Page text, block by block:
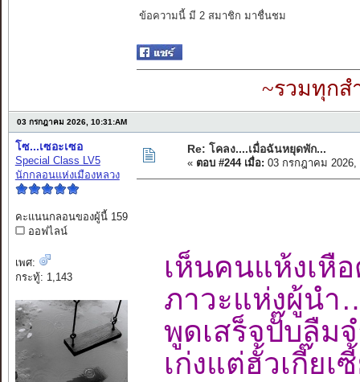
ข้อความนี้ มี 2 สมาชิก มาชื่นชม
~รวมทุกส
03 กรกฎาคม 2026, 10:31:AM
โซ...เซอะเซอ
Special Class LV5
นักกลอนแห่งเมืองหลวง
คะแนนกลอนของผู้นี้ 159
ออฟไลน์
เพศ:
กระทู้: 1,143
Re: โคลง....เมื่อฉันหยุดพัก...
« ตอบ #244 เมื่อ: 03 กรกฎาคม 2026,
เห็นคนแห้งเ
ภาวะแห่งผู้
พูดเสร็จปั๊บลื
เก่งแต่ฮั้วเกี๊ย